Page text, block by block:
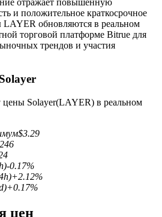
форекс, драгоценные металлы и
и положительное краткосрочное
обновляются в реальном
торговой платформе Bitrue для
трендов и участия
Solayer(LAYER) в реальном
$3.29
-0.17%
+2.12%
+0.17%
цен